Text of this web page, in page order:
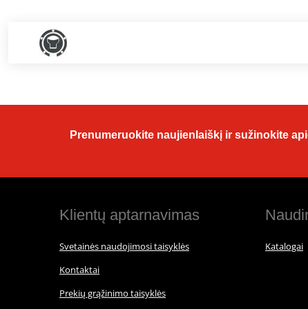
Prenumeruokite naujienlaiškį ir sužinokite
Klientų aptarnavimas
Svetainės naudojimosi taisyklės
Kontaktai
Prekių grąžinimo taisyklės
Katalogai